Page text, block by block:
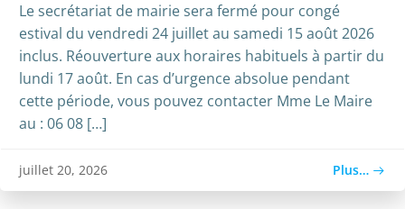
​Le secrétariat de mairie sera fermé pour congé
estival du vendredi 24 juillet au samedi 15 août 2026
inclus. ​Réouverture aux horaires habituels à partir du
lundi 17 août. ​En cas d’urgence absolue pendant
cette période, vous pouvez contacter Mme Le Maire
au : 06 08 […]
juillet 20, 2026 Plus…